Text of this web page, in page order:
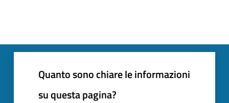
Quanto sono chiare le informazioni
su questa pagina?